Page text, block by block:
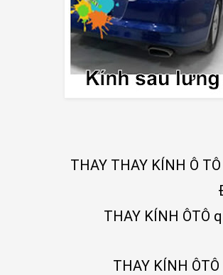
THAY THAY KÍNH Ô
THAY KÍNH ÔTÔ
THAY KÍNH